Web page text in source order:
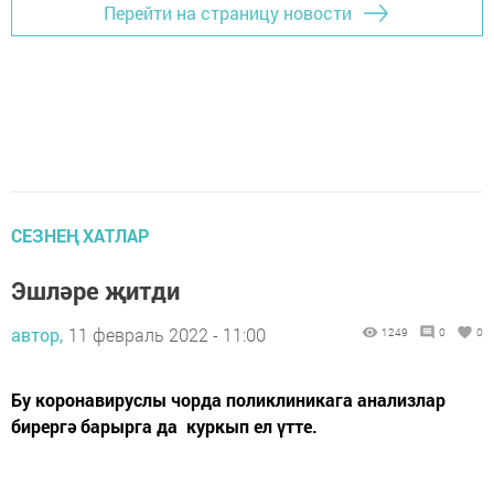
Перейти на страницу новости
СЕЗНЕҢ ХАТЛАР
Эшләре җитди
автор, 11 февраль 2022 - 11:00 1249 0 0
Бу коронавируслы чорда поликлиникага анализлар
бирергә барырга да куркып ел үтте.